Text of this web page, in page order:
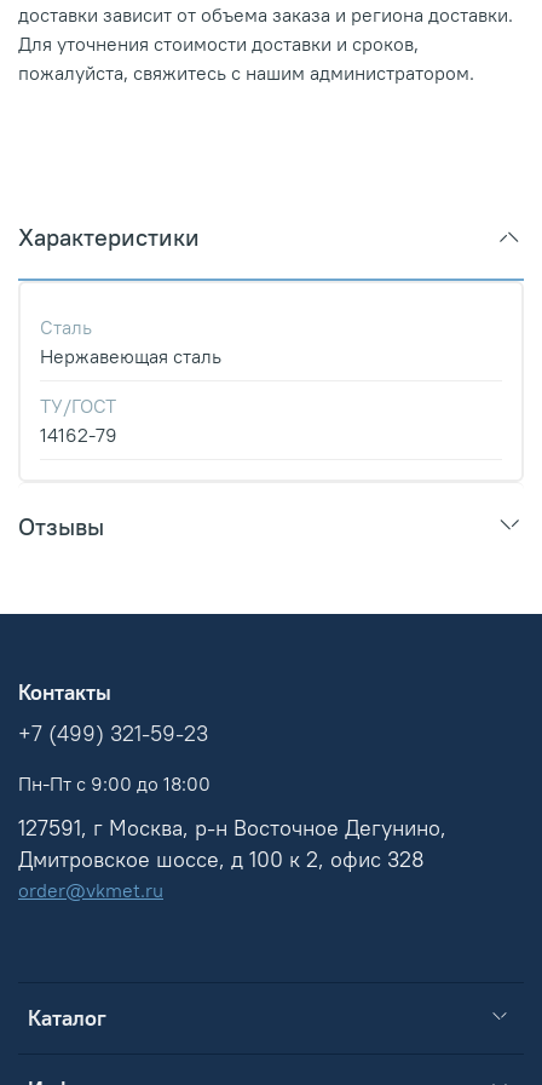
доставки зависит от объема заказа и региона доставки.
Для уточнения стоимости доставки и сроков,
пожалуйста, свяжитесь с нашим администратором.
Характеристики
Сталь
Нержавеющая сталь
ТУ/ГОСТ
14162-79
Отзывы
Каталог
Контакты
+7 (499) 321-59-23
Пн-Пт с 9:00 до 18:00
127591, г Москва, р-н Восточное Дегунино,
Дмитровское шоссе, д 100 к 2, офис 328
order@vkmet.ru